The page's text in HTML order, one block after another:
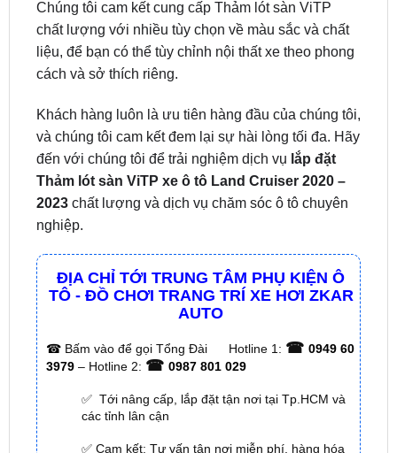
đội ngũ kỹ thuật viên chuyên nghiệp và có kinh
nghiệm, luôn tận tâm và chu đáo để đảm bảo rằng
công việc được thực hiện một cách hoàn hảo.
Chúng tôi cam kết cung cấp Thảm lót sàn ViTP
liệu, để bạn có thể tùy chỉnh nội thất xe theo phong
cách và sở thích riêng.
Khách hàng luôn là ưu tiên hàng đầu của chúng tôi,
và chúng tôi cam kết đem lại sự hài lòng tối đa. Hãy
đến với chúng tôi để trải nghiệm dịch vụ
Thảm lót sàn ViTP xe ô tô Land Cruiser 2020 –
2023chất lượng và dịch vụ chăm sóc ô tô chuyên
nghiệp.
ĐỊA CHỈ TỚI TRUNG TÂM PHỤ KIỆN Ô
TÔ - ĐỒ CHƠI TRANG TRÍ XE HƠI ZKAR
Bấm vào để gọi Tổng Đài